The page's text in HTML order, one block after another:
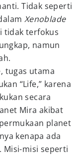
Tidak seperti
Xenoblade
tidak terfokus
namun
tugas utama
“Life,” karena
secara
Mira akibat
planet
kenapa ada
Misi-misi seperti